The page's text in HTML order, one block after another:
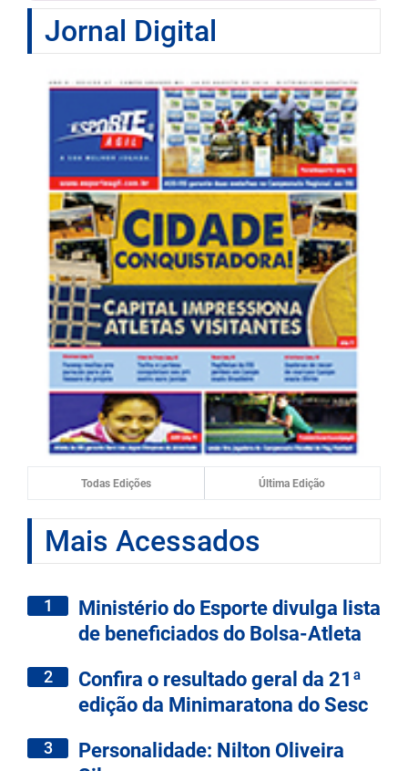
Jornal Digital
Todas Edições Última Edição
Mais Acessados
1
Ministério do Esporte divulga lista
de beneficiados do Bolsa-Atleta
2
Confira o resultado geral da 21ª
edição da Minimaratona do Sesc
3
Personalidade: Nilton Oliveira